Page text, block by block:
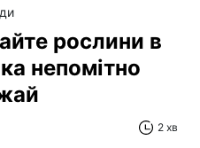
рослини в
непомітно
2 хв